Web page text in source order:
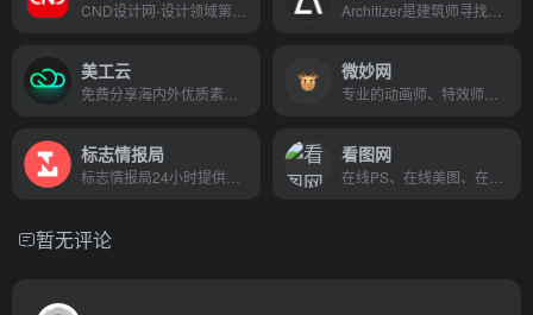
美工云 微妙网
标志情报局 看图网
暂无评论